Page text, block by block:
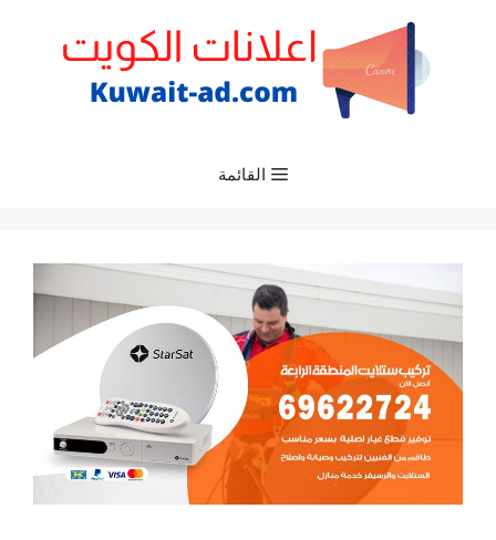
القائمة